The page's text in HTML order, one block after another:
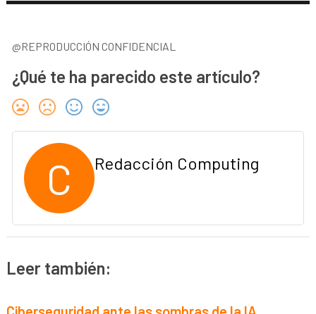
@REPRODUCCIÓN CONFIDENCIAL
¿Qué te ha parecido este artículo?
C Redacción Computing
Leer también: